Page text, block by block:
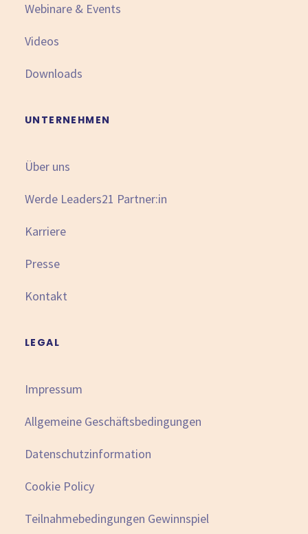
Webinare & Events
Videos
Downloads
UNTERNEHMEN
Über uns
Werde Leaders21 Partner:in
Karriere
Presse
Kontakt
LEGAL
Impressum
Allgemeine Geschäftsbedingungen
Datenschutzinformation
Cookie Policy
Teilnahmebedingungen Gewinnspiel